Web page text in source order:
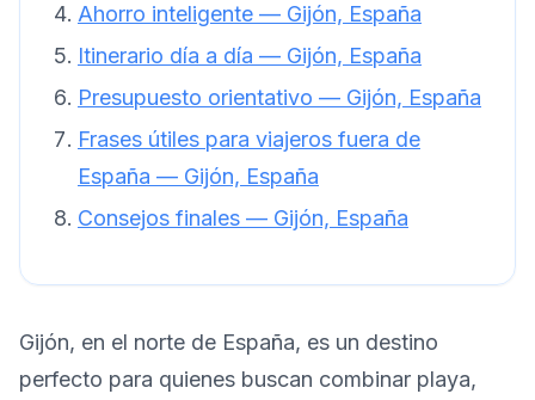
Ahorro inteligente — Gijón, España
Itinerario día a día — Gijón, España
Presupuesto orientativo — Gijón, España
Frases útiles para viajeros fuera de
España — Gijón, España
Consejos finales — Gijón, España
Gijón, en el norte de España, es un destino
perfecto para quienes buscan combinar playa,